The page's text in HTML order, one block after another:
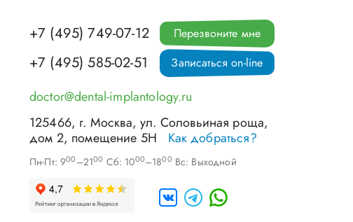
+7 (495) 749-07-12
+7 (495) 585-02-51
Перезвоните мне
Записаться on-line
doctor@dental-implantology.ru
125466, г. Москва,ул. Соловьиная роща,
дом 2, помещение 5Н
Как добраться?
Пн-Пт: 900 –2100 Сб: 1000–1800 Вс: Выходной